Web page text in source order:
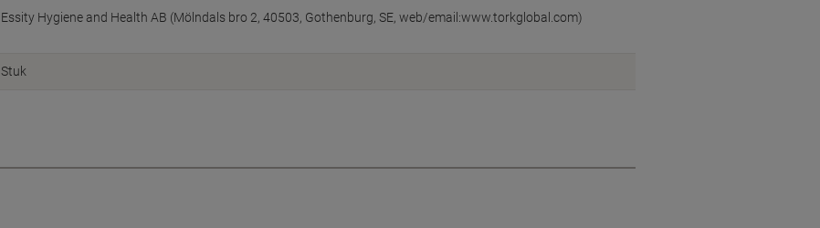
Essity Hygiene and Health AB (Mölndals bro 2, 40503, Gothenburg, SE, web/email:www.torkglobal.com)
Stuk